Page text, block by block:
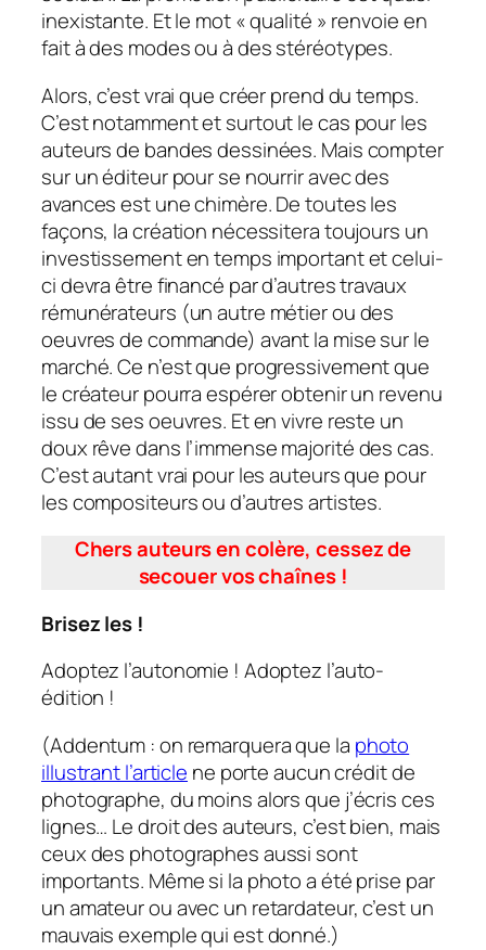
inexistante. Et le mot « qualité » renvoie en
fait à des modes ou à des stéréotypes.
Alors, c’est vrai que créer prend du temps.
C’est notamment et surtout le cas pour les
auteurs de bandes dessinées. Mais compter
sur un éditeur pour se nourrir avec des
avances est une chimère. De toutes les
façons, la création nécessitera toujours un
investissement en temps important et celui-
ci devra être financé par d’autres travaux
rémunérateurs (un autre métier ou des
oeuvres de commande) avant la mise sur le
marché. Ce n’est que progressivement que
le créateur pourra espérer obtenir un revenu
issu de ses oeuvres. Et en vivre reste un
doux rêve dans l’immense majorité des cas.
C’est autant vrai pour les auteurs que pour
les compositeurs ou d’autres artistes.
Chers auteurs en colère, cessez de
secouer vos chaînes !
Brisez les !
Adoptez l’autonomie ! Adoptez l’auto-
édition !
(Addentum : on remarquera que la photo
illustrant l’article ne porte aucun crédit de
photographe, du moins alors que j’écris ces
lignes… Le droit des auteurs, c’est bien, mais
ceux des photographes aussi sont
importants. Même si la photo a été prise par
un amateur ou avec un retardateur, c’est un
mauvais exemple qui est donné.)